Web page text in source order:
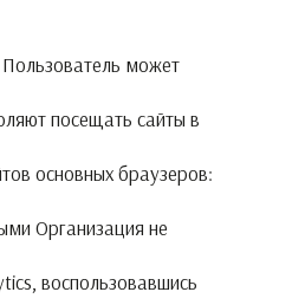
может
посещать сайты в
основных браузеров:
Организация не
воспользовавшись